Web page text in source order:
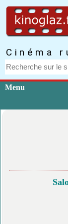
Cinéma
Menu